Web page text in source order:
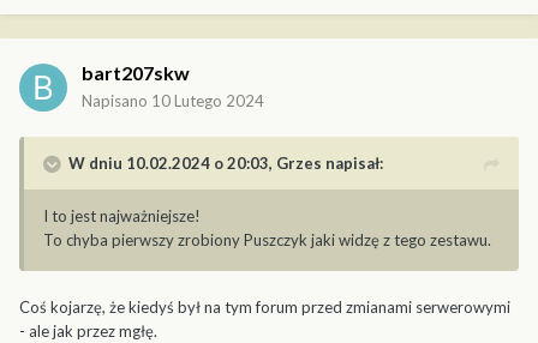
bart207skw
Napisano 10 Lutego 2024
W dniu 10.02.2024 o 20:03, Grzes napisał:
I to jest najważniejsze!
To chyba pierwszy zrobiony Puszczyk jaki widzę z tego zestawu.
Coś kojarzę, że kiedyś był na tym forum przed zmianami serwerowymi
- ale jak przez mgłę.